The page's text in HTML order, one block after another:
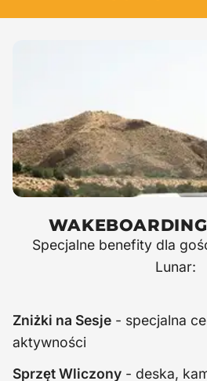
Specjalne benefity dla
Lunar:
Zniżki na Sesje - specjalna
aktywności
Sprzęt Wliczony - deska,